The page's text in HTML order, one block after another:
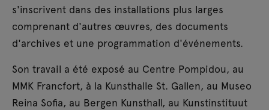
s'inscrivent dans des installations plus larges
comprenant d'autres œuvres, des documents
d'archives et une programmation d'événements.
Son travail a été exposé au Centre Pompidou, au
MMK Francfort, à la Kunsthalle St. Gallen, au Museo
Reina Sofia, au Bergen Kunsthall, au Kunstinstituut